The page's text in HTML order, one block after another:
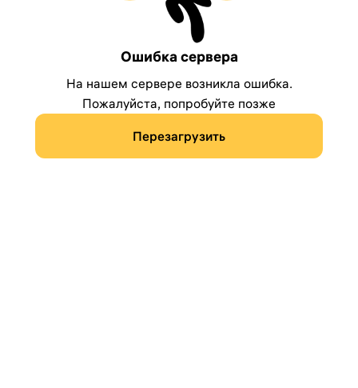
Ошибка сервера
На нашем сервере возникла ошибка.
Пожалуйста, попробуйте позже
Перезагрузить